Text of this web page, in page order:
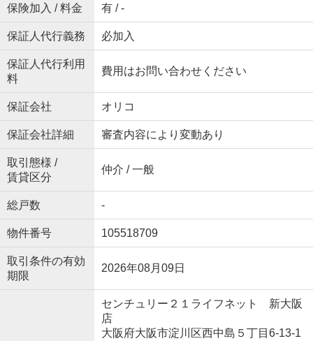
保険加入 / 料金 有 / -
保証人代行義務 必加入
保証人代行利用
料
費用はお問い合わせください
保証会社 オリコ
保証会社詳細 審査内容により変動あり
取引態様 /
賃貸区分
仲介 / 一般
総戸数 -
物件番号 105518709
取引条件の有効
期限
2026年08月09日
センチュリー２１ライフネット 新大阪
店
大阪府大阪市淀川区西中島５丁目6-13-1